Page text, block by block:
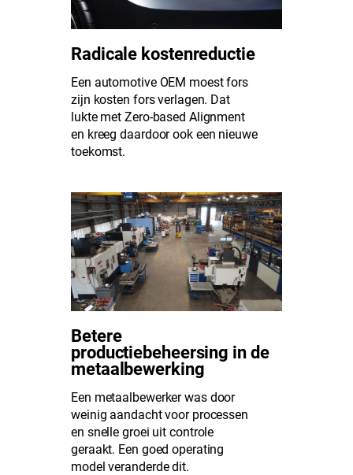
Radicale kostenreductie
Een automotive OEM moest fors
zijn kosten fors verlagen. Dat
lukte met Zero-based Alignment
en kreeg daardoor ook een nieuwe
toekomst.
Betere
productiebeheersing in de
metaalbewerking
Een metaalbewerker was door
weinig aandacht voor processen
en snelle groei uit controle
geraakt. Een goed operating
model veranderde dit.